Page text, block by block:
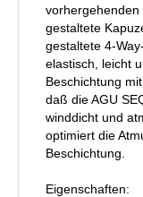
vorhergehenden
gestaltete
gestaltete 4-
elastisch, leicht
Beschichtung
daß die AGU
winddicht und
optimiert die
Beschichtung.
Eigenschaften: